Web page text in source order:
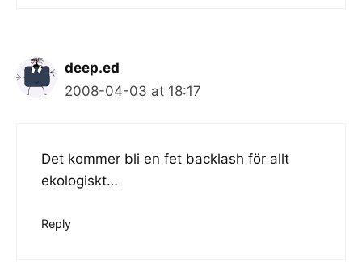
deep.ed
2008-04-03 at 18:17
Det kommer bli en fet backlash för allt
ekologiskt…
Reply